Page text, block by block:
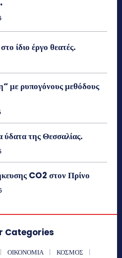
ίδιο έργο θεατές.
με ρυπογόνους μεθόδους
ύδατα της Θεσσαλίας.
CO2 στον Πρίνο
Categories
ΟΙΚΟΝΟΜΙΑ
ΚΟΣΜΟΣ